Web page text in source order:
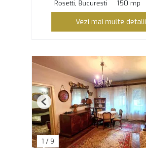
Rosetti, Bucuresti
150 mp
Vezi mai multe detalii
1 / 9
Previous